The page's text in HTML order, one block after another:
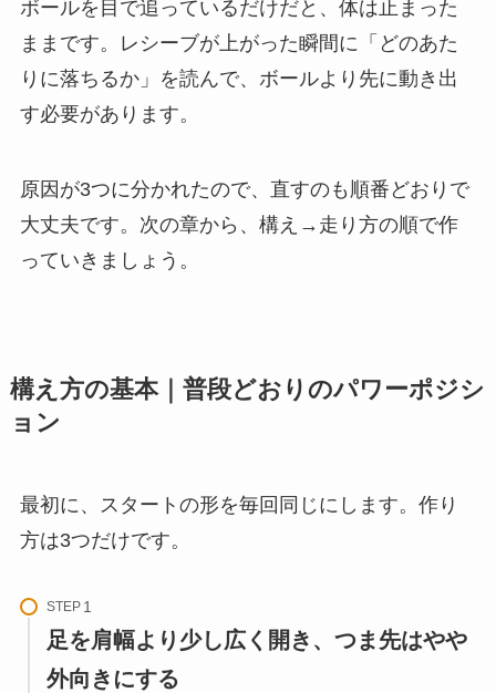
ボールを目で追っているだけだと、体は止まった
ままです。レシーブが上がった瞬間に「どのあた
りに落ちるか」を読んで、ボールより先に動き出
す必要があります。
原因が3つに分かれたので、直すのも順番どおりで
大丈夫です。次の章から、構え→走り方の順で作
っていきましょう。
構え方の基本｜普段どおりのパワーポジシ
ョン
最初に、スタートの形を毎回同じにします。作り
方は3つだけです。
STEP
足を肩幅より少し広く開き、つま先はやや
外向きにする